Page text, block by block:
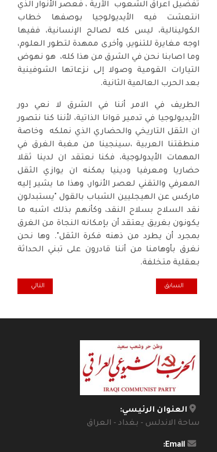
تفضيل اعراق الشعوب الآرية ، فعصر الأنوار الذي
انتعشت فيه الأيديولوجيا بوصفها خطاب
الكولينالية، ليس كله لصالح الإنسانية، ففيها
اوجه مغايرة للتنوير، وأخرى ممهدة لتطور العلوم،
وما اصابنا نحن في الشرق من هذا كله، هو نهوض
التيارات القومية وصولا إلى نزعاتها الشوفينية
بعد الحرب العالمية الثانية.
الطريف في الامر أننا في الشرق لا نعي دور
الأيديولوجيا في تدمير قوانا الذاتية، لأننا كنا نتصور
ان الثقل التاريخي والحضاري الذي نملكه وخاصة
منطقتنا العربية ،سينجينا من مغبة الغرق في
المهمات الأيدولوجية، فكنا نعتقد ان لدينا ثقلا
حضاريا ومعرفيا ودينيا يمكنه ان يوازي الثقل
المعرفي والتقني لعصر الأنوار، وهذا ما يشير إليه
ماركس عن الهيجليين الشباب بالقول "يستبدلون
نقد السلاح بسلاح النقد، وكأنهم بذلك اشبه ما
يكونون بغريق يعتقد أن بإمكانه النجاة من الغرق
بمجرد أن يطرد من ذهنه فكرة الثقل". وها نحن
نغرق بأوهامنا من أننا قادرون على تبني الحداثة
بعقلية متخلفة.
المقال السابق: الحرمان ما بين الشيخوخة والشباب / ليث الهجان
السابق المقال التالي:
التالي
العنوان الرئيسي:
ساحة الاندلس - بغداد - العراق
Email: